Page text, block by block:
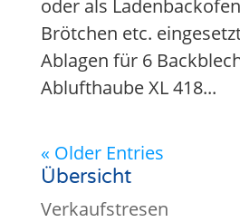
oder als
Brötchen etc.
Ablagen für 6
Ablufthaube XL 418...
« Older Entries
Übersicht
Verkaufstresen